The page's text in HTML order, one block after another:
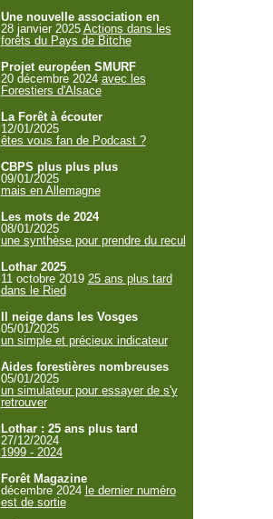
Une nouvelle association en
28 janvier 2025 Actions dans les
forêts du Pays de Bitche
Projet européen SMURF
20 décembre 2024 avec les
Forestiers d'Alsace
La Forêt à écouter
12/01/2025
êtes vous fan de Podcast ?
CBPS plus plus plus
09/01/2025
mais en Allemagne
Les mots de 2024
08/01/2025
une synthèse pour prendre du recul
Lothar 2025
11 octobre 2019 25 ans plus tard
dans le Ried
Il neige dans les Vosges
05/01/2025
un simple et précieux indicateur
Aides forestières nombreuses
05/01/2025
un simulateur pour essayer de s'y
retrouver
Lothar : 25 ans plus tard
27/12/2024
1999 - 2024
Forêt Magazine
décembre 2024 le dernier numéro
est de sortie